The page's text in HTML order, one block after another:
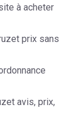
à acheter
prix sans
avis, prix,